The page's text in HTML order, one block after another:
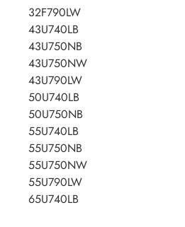
32F790LW
43U740LB
43U750NB
43U750NW
43U790LW
50U740LB
50U750NB
55U740LB
55U750NB
55U750NW
55U790LW
65U740LB